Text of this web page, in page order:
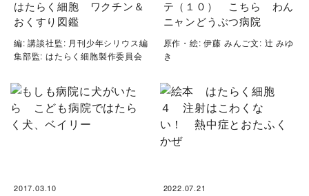
はたらく細胞 ワクチン＆
おくすり図鑑
編: 講談社監: 月刊少年シリウス編
集部監: はたらく細胞製作委員会
テ（１０） こちら わん
ニャンどうぶつ病院
原作・絵: 伊藤 みんご文: 辻 みゆ
き
2017.03.10 2022.07.21